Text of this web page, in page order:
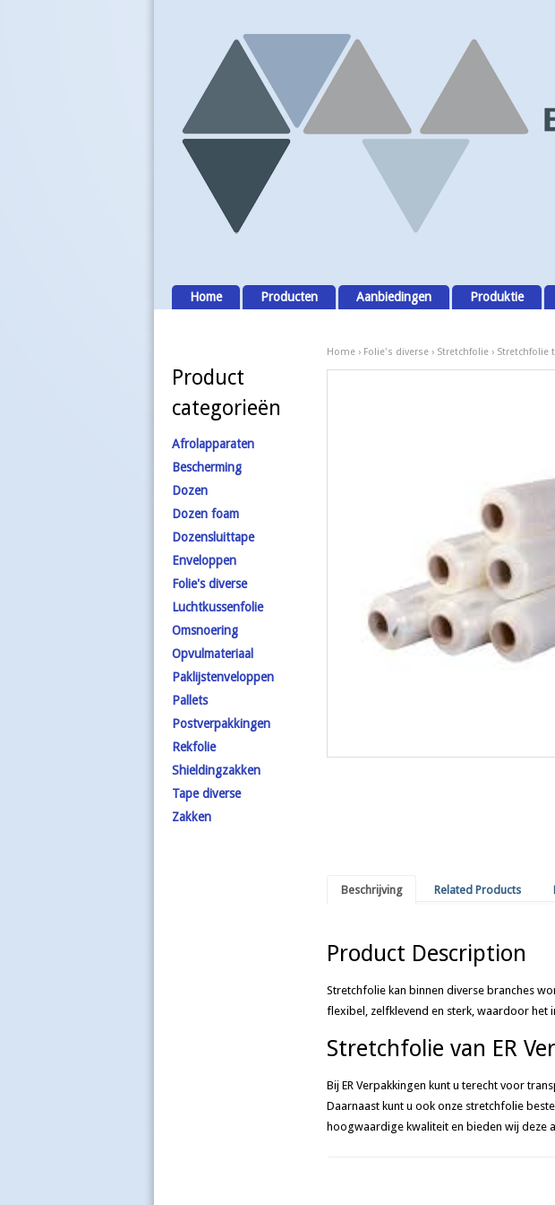
Home Producten Aanbiedingen Produktie
Home› Folie's diverse› Stretchfolie› Stretchfolie
Beschrijving Related Products
Product Description
Stretchfolie kan binnen diverse branches
flexibel, zelfklevend en sterk, waardoor
Stretchfolie van ER
Bij ER Verpakkingen kunt u terecht voor
Daarnaast kunt u ook onze stretchfolie
hoogwaardige kwaliteit en bieden wij deze
Product
categorieën
Afrolapparaten
Bescherming
Dozen
Dozen foam
Dozensluittape
Enveloppen
Folie's diverse
Luchtkussenfolie
Omsnoering
Opvulmateriaal
Paklijstenveloppen
Pallets
Postverpakkingen
Rekfolie
Shieldingzakken
Tape diverse
Zakken